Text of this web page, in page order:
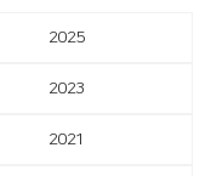
2025
2023
2021